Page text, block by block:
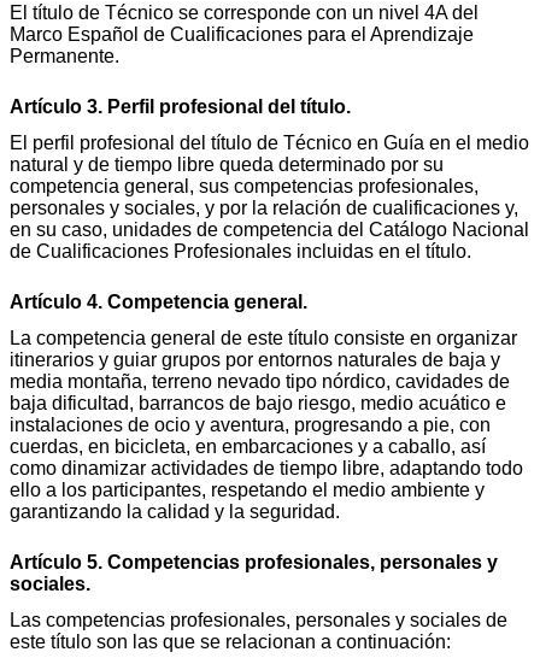
El título de Técnico se corresponde con un nivel 4A del
Marco Español de Cualificaciones para el Aprendizaje
Permanente.
Artículo 3. Perfil profesional del título.
El perfil profesional del título de Técnico en Guía en el medio
natural y de tiempo libre queda determinado por su
competencia general, sus competencias profesionales,
personales y sociales, y por la relación de cualificaciones y,
en su caso, unidades de competencia del Catálogo Nacional
de Cualificaciones Profesionales incluidas en el título.
Artículo 4. Competencia general.
La competencia general de este título consiste en organizar
itinerarios y guiar grupos por entornos naturales de baja y
media montaña, terreno nevado tipo nórdico, cavidades de
baja dificultad, barrancos de bajo riesgo, medio acuático e
instalaciones de ocio y aventura, progresando a pie, con
cuerdas, en bicicleta, en embarcaciones y a caballo, así
como dinamizar actividades de tiempo libre, adaptando todo
ello a los participantes, respetando el medio ambiente y
garantizando la calidad y la seguridad.
Artículo 5. Competencias profesionales, personales y
sociales.
Las competencias profesionales, personales y sociales de
este título son las que se relacionan a continuación: